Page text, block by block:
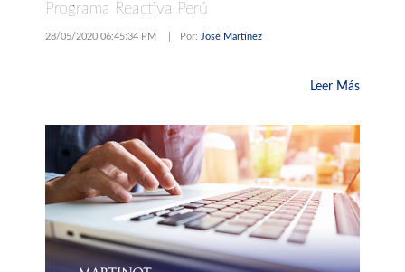
Programa Reactiva Perú
28/05/2020 06:45:34 PM Por: José Martínez
Leer Más